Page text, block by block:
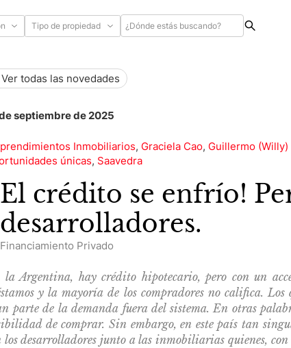
Tipo de propiedad
Ver todas las novedades
septiembre de 2025
Inmobiliarios, Graciela Cao, Guillermo (Willy)
únicas, Saavedra
El crédito se enfrío!
desarrolladores.
Financiamiento Privado
la Argentina, hay crédito hipotecario, pero con un
y la mayoría de los compradores no califica.
parte de la demanda fuera del sistema. En otras
de comprar. Sin embargo, en este país tan
los desarrolladores junto a las inmobiliarias quienes,